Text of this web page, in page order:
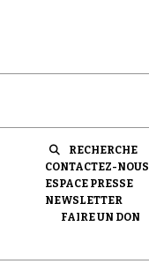
RECHERCHE
CONTACTEZ-NOUS
ESPACE PRESSE
NEWSLETTER
FAIRE UN DON